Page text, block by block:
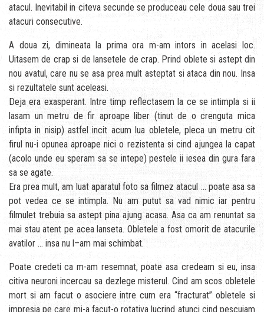
atacul. Inevitabil in citeva secunde se produceau cele doua sau trei
atacuri consecutive.
A doua zi, dimineata la prima ora m-am intors in acelasi loc.
Uitasem de crap si de lansetele de crap. Prind oblete si astept din
nou avatul, care nu se asa prea mult asteptat si ataca din nou. Insa
si rezultatele sunt aceleasi.
Deja era exasperant. Intre timp reflectasem la ce se intimpla si ii
lasam un metru de fir aproape liber (tinut de o crenguta mica
infipta in nisip) astfel incit acum lua obletele, pleca un metru cit
firul nu-i opunea aproape nici o rezistenta si cind ajungea la capat
(acolo unde eu speram sa se intepe) pestele ii iesea din gura fara
sa se agate.
Era prea mult, am luat aparatul foto sa filmez atacul … poate asa sa
pot vedea ce se intimpla. Nu am putut sa vad nimic iar pentru
filmulet trebuia sa astept pina ajung acasa. Asa ca am renuntat sa
mai stau atent pe acea lanseta. Obletele a fost omorit de atacurile
avatilor … insa nu l–am mai schimbat.
Poate credeti ca m-am resemnat, poate asa credeam si eu, insa
citiva neuroni incercau sa dezlege misterul. Cind am scos obletele
mort si am facut o asociere intre cum era “fracturat” obletele si
impresia pe care mi-a facut-o rotativa lucrind atunci cind pescuiam